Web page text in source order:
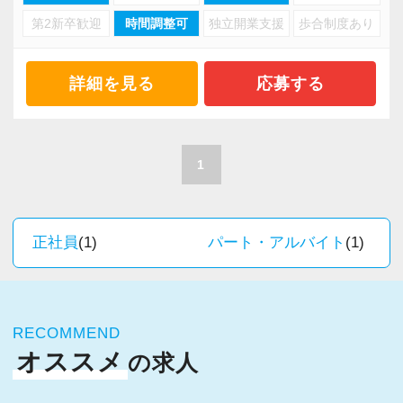
A. さまざまな業務を任せてもらえるので、以前
より成長スピードが上がったと感じています。
Q. 職場の雰囲気は？
場だと感じています。
・税務経験を活かして成長したい方
・キャリアアップ志向のある方
・資産税など専門性を高めたい方
・将来的にマネジメントに関わりたい方
当事務所は、創業期や成長期の企業を中心に支
現代では電子化が進んでいることから人も会社
も生産性が求められており、当事務所でもDXを
職員一人ひとりの力がそのまま事業運営に直結
するところで、個人事務所ならではの面白さと
新しいチャレンジが沢山ありますので、飽きる
個人事務所ならではの自由な雰囲気で、気負い
なく業務に向かっています。
第2新卒歓迎 時間調整可 独立開業支援 歩合制度あり
詳細を見る 応募する
1
正社員(1) パート・アルバイト (1)
RECOMMEND
オススメ の求人